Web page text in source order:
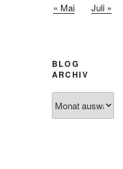
« Mai
Juli »
BLOG
ARCHIV
Archiv